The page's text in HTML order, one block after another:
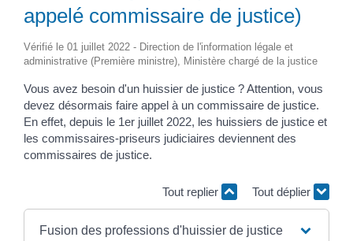
appelé commissaire de justice)
Vérifié le 01 juillet 2022 - Direction de l'information légale et
administrative (Première ministre), Ministère chargé de la justice
Vous avez besoin d'un huissier de justice ? Attention, vous
devez désormais faire appel à un commissaire de justice.
En effet, depuis le 1er juillet 2022, les huissiers de justice et
les commissaires-priseurs judiciaires deviennent des
commissaires de justice.
Tout replier Tout déplier
Fusion des professions d'huissier de justice